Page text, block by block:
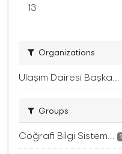
13
Organizations
Ulaşım Dairesi Başka...
Groups
Coğrafi Bilgi Sistem... 1